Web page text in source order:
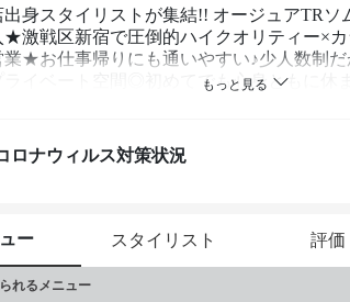
身スタイリストが集結!! オージュアTRソ
★激戦区新宿で圧倒的ハイクオリティー×
業★お仕事帰りにも通いやすい♪少人数制
イベート空間◎初めてでも心身ともに休
ロナウィルス対策状況
ー スタイリスト 評価
れるメニュー